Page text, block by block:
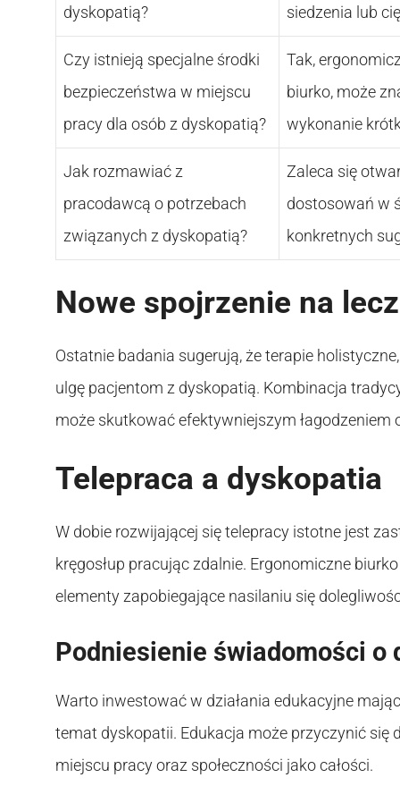
dyskopatią?
siedzenia lub
Czy istnieją specjalne środki
bezpieczeństwa w miejscu
pracy dla osób z dyskopatią?
Tak,
biurko, może
wykonanie
Jak rozmawiać z
pracodawcą o potrzebach
związanych z dyskopatią?
Zaleca się
dostosowań w
konkretnych
Nowe spojrzenie na
Ostatnie badania sugerują, że terapie
ulgę pacjentom z dyskopatią. Kombinacja
może skutkować efektywniejszym łagodzeniem
Telepraca a dyskopatia
W dobie rozwijającej się telepracy istotne jest
kręgosłup pracując zdalnie. Ergonomiczne
elementy zapobiegające nasilaniu się
Podniesienie świadomości o
Warto inwestować w działania edukacyjne
temat dyskopatii. Edukacja może przyczynić
miejscu pracy oraz społeczności jako całości.